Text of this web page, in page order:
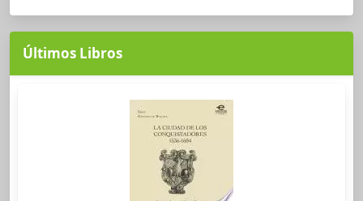
Últimos Libros